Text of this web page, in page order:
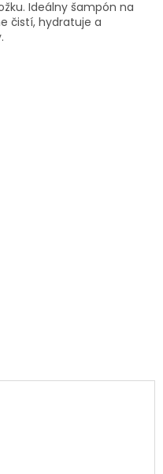
Ideálny šampón na
čistí, hydratuje a